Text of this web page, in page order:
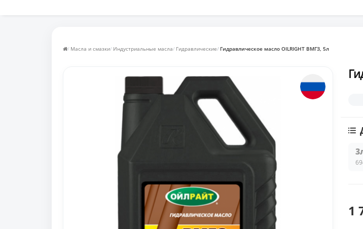
Масла и смазки Индустриальные масла Гидравлические Гидравлическое масло OILRIGHT ВМГЗ, 5л
1